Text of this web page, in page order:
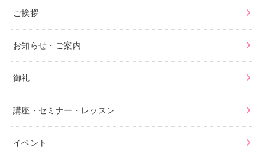
ご挨拶
お知らせ・ご案内
御礼
講座・セミナー・レッスン
イベント